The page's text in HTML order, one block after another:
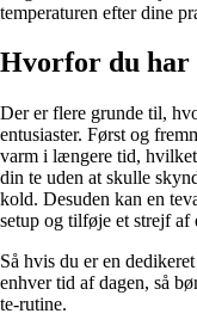
temperaturen efter dine
Hvorfor du har
Der er flere grunde til,
entusiaster. Først og
varm i længere tid,
din te uden at skulle
kold. Desuden kan en
setup og tilføje et strejf af
Så hvis du er en
enhver tid af dagen, så
te-rutine.